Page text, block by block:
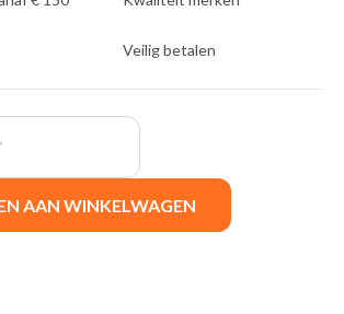
Veilig betalen
AAN WINKELWAGEN